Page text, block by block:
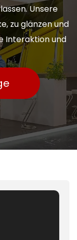
Unsere
zu glänzen und
Interaktion und